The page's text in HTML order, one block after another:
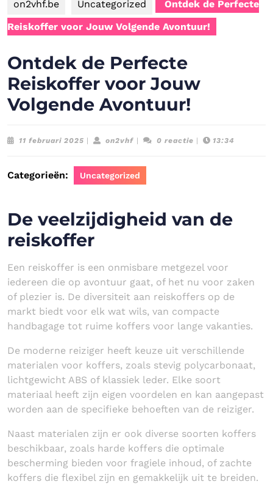
on2vhf.be Uncategorized
Ontdek de Perfecte
Reiskoffer voor Jouw Volgende Avontuur!
Ontdek de Perfecte
Reiskoffer voor Jouw
Volgende Avontuur!
11 februari 2025 11
on2vhfon2vhf0 reactie 13:34
Categorieën: Uncategorized
De veelzijdigheid van de
reiskoffer
Een reiskoffer is een onmisbare metgezel voor
iedereen die op avontuur gaat, of het nu voor zaken
of plezier is. De diversiteit aan reiskoffers op de
markt biedt voor elk wat wils, van compacte
handbagage tot ruime koffers voor lange vakanties.
De moderne reiziger heeft keuze uit verschillende
materialen voor koffers, zoals stevig polycarbonaat,
lichtgewicht ABS of klassiek leder. Elke soort
materiaal heeft zijn eigen voordelen en kan aangepast
worden aan de specifieke behoeften van de reiziger.
Naast materialen zijn er ook diverse soorten koffers
beschikbaar, zoals harde koffers die optimale
bescherming bieden voor fragiele inhoud, of zachte
koffers die flexibel zijn en gemakkelijk uit te breiden.